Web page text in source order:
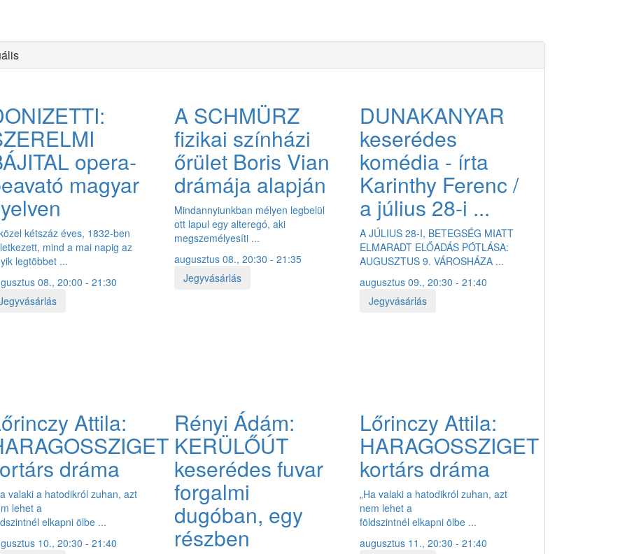
TÁMOGATÓK ELÉRHETŐSÉGEK KÖZÉRDEKŰ ADATOK JEGYVÁSÁRLÁS
opera-
magyar
kétszáz éves, 1832-ben
mind a mai napig az
legtöbbet ...
08., 20:00 - 21:30
A SCHMÜRZ
fizikai színházi
őrület Boris Vian
drámája alapján
Mindannyiunkban mélyen legbelül
ott lapul egy alteregó, aki
megszemélyesíti ...
augusztus 08., 20:30 - 21:35
Jegyvásárlás
DUNAKANYAR
keserédes
komédia - írta
Karinthy Ferenc /
a július 28-i ...
A JÚLIUS 28-I, BETEGSÉG MIATT
ELMARADT ELŐADÁS PÓTLÁSA:
AUGUSZTUS 9. VÁROSHÁZA ...
augusztus 09., 20:30 - 21:40
Jegyvásárlás
Attila:
dráma
valaki a hatodikról zuhan, azt
lehet a
elkapni ölbe ...
10., 20:30 - 21:40
Rényi Ádám:
KERÜLŐÚT
keserédes fuvar
forgalmi
dugóban, egy
részben
Lőrinczy Attila:
HARAGOSSZIGET
kortárs dráma
„Ha valaki a hatodikról zuhan, azt
nem lehet a
földszintnél elkapni ölbe ...
augusztus 11., 20:30 - 21:40